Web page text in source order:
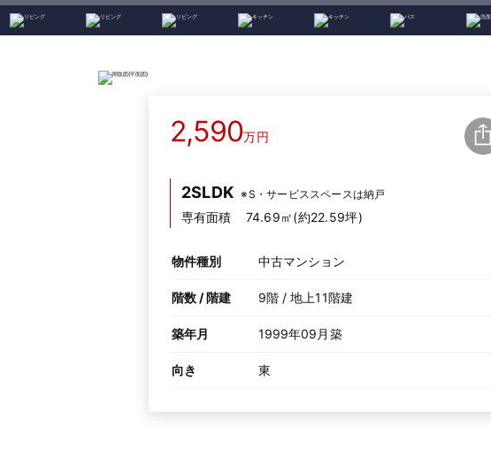
2,590万円
2SLDK ※S・サービススペースは納戸
専有面積 74.69㎡(約22.59坪)
物件種別 中古マンション
階数 / 階建 9階 / 地上11階建
築年月 1999年09月築
向き 東